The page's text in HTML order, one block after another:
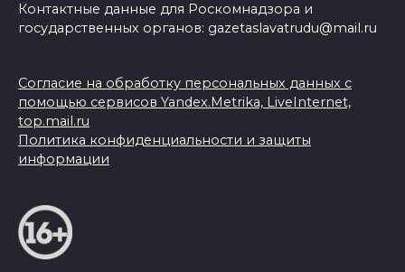
Контактные данные для Роскомнадзора и
государственных органов: gazetaslavatrudu@mail.ru
Согласие на обработку персональных данных с
помощью сервисов Yandex.Metrika, LiveInternet,
top.mail.ru
Политика конфиденциальности и защиты
информации